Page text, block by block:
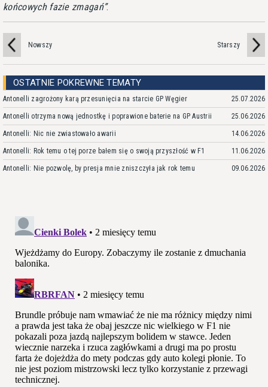
końcowych fazie zmagań .
Nowszy Starszy
OSTATNIE POKREWNE TEMATY
Antonelli zagrożony karą przesunięcia na starcie GP Węgier 25.07.2026
Antonelli otrzyma nową jednostkę i poprawione baterie na GP Austrii 25.06.2026
Antonelli: Nic nie zwiastowało awarii 14.06.2026
Antonelli: Rok temu o tej porze bałem się o swoją przyszłość w F1 11.06.2026
Antonelli: Nie pozwolę, by presja mnie zniszczyła jak rok temu 09.06.2026